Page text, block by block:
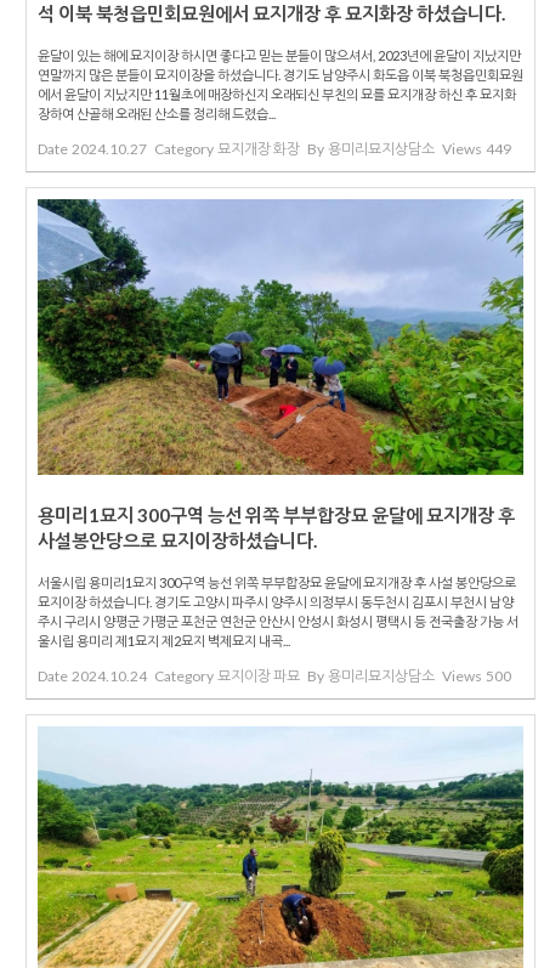
석 이북 북청읍민회묘원에서 묘지개장 후 묘지화장 하셨습니다.
윤달이 있는 해에 묘지이장 하시면 좋다고 믿는 분들이 많으셔서, 2023년에 윤달이 지났지만
연말까지 많은 분들이 묘지이장을 하셨습니다. 경기도 남양주시 화도읍 이북 북청읍민회묘원
에서 윤달이 지났지만 11월초에 매장하신지 오래되신 부친의 묘를 묘지개장 하신 후 묘지화
장하여 산골해 오래된 산소를 정리해 드렸습...
Date 2024.10.27 Category 묘지개장 화장 By 용미리묘지상담소 Views 449
용미리1묘지 300구역 능선 위쪽 부부합장묘 윤달에 묘지개장 후
사설봉안당으로 묘지이장하셨습니다.
서울시립 용미리1묘지 300구역 능선 위쪽 부부합장묘 윤달에 묘지개장 후 사설 봉안당으로
묘지이장 하셨습니다. 경기도 고양시 파주시 양주시 의정부시 동두천시 김포시 부천시 남양
주시 구리시 양평군 가평군 포천군 연천군 안산시 안성시 화성시 평택시 등 전국출장 가능 서
울시립 용미리 제1묘지 제2묘지 벽제묘지 내곡...
Date 2024.10.24 Category 묘지이장 파묘 By 용미리묘지상담소 Views 500